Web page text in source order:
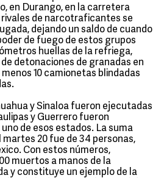
en Durango, en la carretera
de narcotraficantes se
dejando un saldo de cuando
de fuego de estos grupos
huellas de la refriega,
detonaciones de granadas en
10 camionetas blindadas
y Sinaloa fueron ejecutadas
y Guerrero fueron
de esos estados. La suma
20 fue de 34 personas,
Con estos números,
muertos a manos de la
y constituye un ejemplo de la